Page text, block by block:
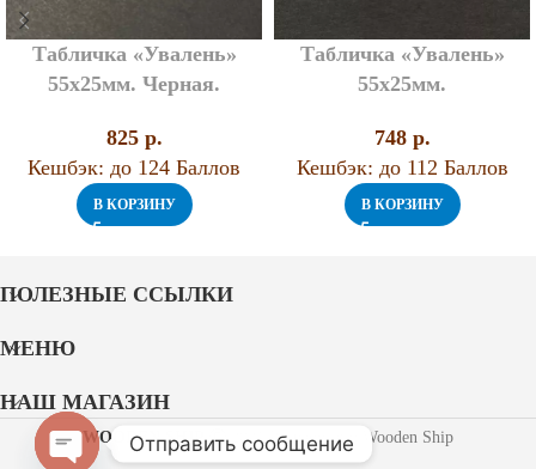
Табличка «Увалень»
55х25мм. Черная.
825 p.
Кешбэк: до 124 Баллов
В КОРЗИНУ
Табличка «Увалень»
55х25мм.
748 p.
Кешбэк: до 112 Баллов
В КОРЗИНУ
ПОЛЕЗНЫЕ ССЫЛКИ
МЕНЮ
НАШ МАГАЗИН
WOODEN SHIP 2021 Разработано Wooden Ship
Отправить сообщение